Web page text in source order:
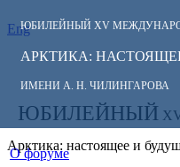
ЮБИЛЕЙНЫЙ XV
АРКТИКА:
ИМЕНИ А. Н. ЧИЛИНГАРОВА
Eng
ФОРУМА:
ЮБИЛЕЙНЫЙ
Арктика: настоящее и
О форуме